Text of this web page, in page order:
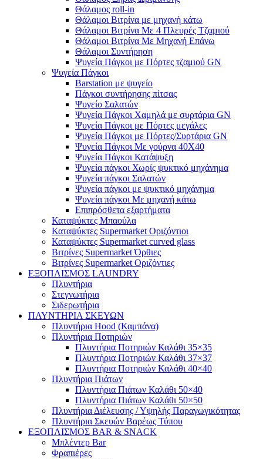
Θάλαμος roll-in
Θάλαμοι Βιτρίνα με μηχανή κάτω
Θάλαμοι Βιτρίνα Με 4 Πλευρές Τζαμιού
Θάλαμοι Βιτρίνα Με Μηχανή Επάνω
Θάλαμοι Συντήρηση
Ψυγεία Πάγκοι με Πόρτες τζαμιού GN
Ψυγεία Πάγκοι
Barstation με ψυγείο
Πάγκοι συντήρησης πίτσας
Ψυγείο Σαλατών
Ψυγεία Πάγκοι Χαμηλά με συρτάρια GN
Ψυγεία Πάγκοι με Πόρτες μεγάλες
Ψυγεία Πάγκοι με Πόρτες/Συρτάρια GN
Ψυγεία Πάγκοι Με γούρνα 40Χ40
Ψυγεία Πάγκοι Κατάψυξη
Ψυγεία πάγκοι Χωρίς ψυκτικό μηχάνημα
Ψυγεία πάγκοι Σαλατών
Ψυγεία πάγκοι με ψυκτικό μηχάνημα
Ψυγεία πάγκοι Με μηχανή κάτω
Επιπρόσθετα εξαρτήματα
Καταψύκτες Μπαούλα
Καταψύκτες Supermarket Οριζόντιοι
Καταψύκτες Supermarket curved glass
Βιτρίνες Supermarket Όρθιες
Βιτρίνες Supermarket Οριζόντιες
ΕΞΟΠΛΙΣΜΟΣ LAUNDRY
Πλυντήρια
Στεγνωτήρια
Σιδερωτήρια
ΠΛΥΝΤΗΡΙΑ ΣΚΕΥΩΝ
Πλυντήρια Hood (Καμπάνα)
Πλυντήρια Ποτηριών
Πλυντήρια Ποτηριών Καλάθι 35×35
Πλυντήρια Ποτηριών Καλάθι 37×37
Πλυντήρια Ποτηριών Καλάθι 40×40
Πλυντήρια Πιάτων
Πλυντήρια Πιάτων Καλάθι 50×40
Πλυντήρια Πιάτων Καλάθι 50×50
Πλυντήρια Διέλευσης / Υψηλής Παραγωγικότητας
Πλυντήρια Σκευών Βαρέως Τύπου
ΕΞΟΠΛΙΣΜΟΣ BAR & SNACK
Μπλέντερ Bar
Φραπιέρες